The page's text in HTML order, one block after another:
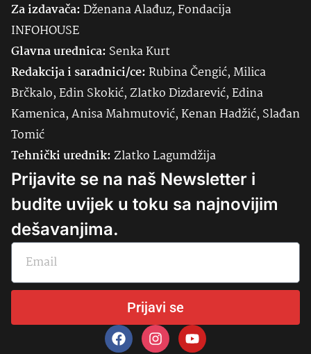
Za izdavača:Dženana Alađuz, Fondacija
INFOHOUSE
Glavna urednica: SenkaKurt
Redakcija i saradnici/ce:Rubina Čengić, Milica
Brčkalo, Edin Skokić, Zlatko Dizdarević, Edina
Kamenica, Anisa Mahmutović, Kenan Hadžić, Slađan
Tomić
Tehnički urednik:Zlatko Lagumdžija
Prijavite se na naš Newsletter i
budite uvijek u toku sa najnovijim
dešavanjima.
Prijavi se